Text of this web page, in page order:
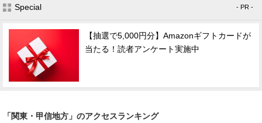
Special - PR -
【抽選で5,000円分】Amazonギフトカードが
当たる！読者アンケート実施中
「関東・甲信地方」のアクセスランキング